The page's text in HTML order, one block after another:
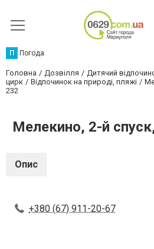
П Погода
Головна Дозвілля
Дитячий
цирк
Відпочинок на природі, пляжі
232
Мелекино, 2-й
Опис
+380 (67) 911-20-67